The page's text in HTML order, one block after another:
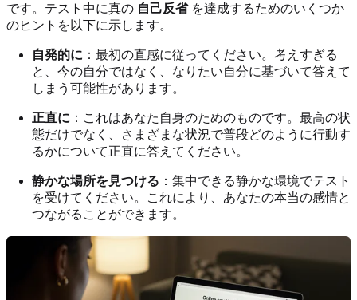
です。テスト中に真の 自己反省を達成するためのいくつか
のヒントを以下に示します。
自発的に ：最初の直感に従ってください。考えすぎる
と、今の自分ではなく、なりたい自分に基づいて答えて
しまう可能性があります。
正直に ：これはあなた自身のためのものです。最高の状
態だけでなく、さまざまな状況で普段どのように行動す
るかについて正直に答えてください。
静かな場所を見つける ：集中できる静かな環境でテスト
を受けてください。これにより、あなたの本当の感情と
つながることができます。